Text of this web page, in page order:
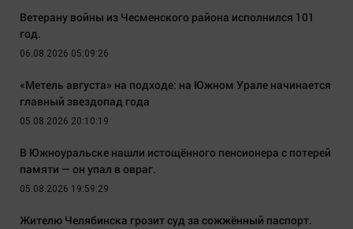
Ветерану войны из Чесменского района исполнился 101
год.
06.08.2026 05:09:26
«Метель августа» на подходе: на Южном Урале начинается
главный звездопад года
05.08.2026 20:10:19
В Южноуральске нашли истощённого пенсионера с потерей
памяти — он упал в овраг.
05.08.2026 19:59:29
Жителю Челябинска грозит суд за сожжённый паспорт.